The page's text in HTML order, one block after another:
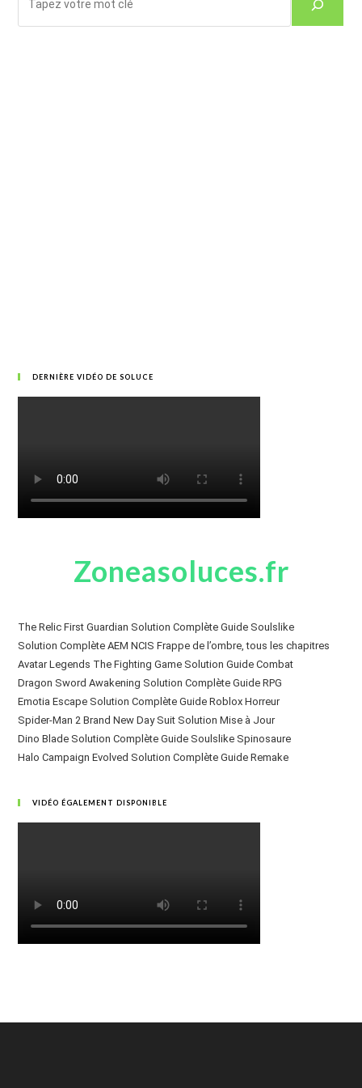
DERNIÈRE VIDÉO DE SOLUCE
Zoneasoluces.fr
The Relic First Guardian Solution Complète Guide Soulslike
Solution Complète AEM NCIS Frappe de l’ombre, tous les chapitres
Avatar Legends The Fighting Game Solution Guide Combat
Dragon Sword Awakening Solution Complète Guide RPG
Emotia Escape Solution Complète Guide Roblox Horreur
Spider-Man 2 Brand New Day Suit Solution Mise à Jour
Dino Blade Solution Complète Guide Soulslike Spinosaure
Halo Campaign Evolved Solution Complète Guide Remake
VIDÉO ÉGALEMENT DISPONIBLE